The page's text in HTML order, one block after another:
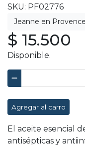
SKU: PF02776
$ 15.500
Disponible.
Agregar al carro
El aceite esencial
antisépticas y